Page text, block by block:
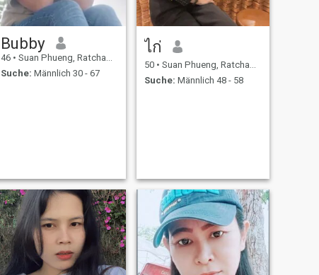
Bubby
46 • Suan Phueng, Ratchaburi, Thailand
Suche: Männlich 30 - 67
ไก่
50 • Suan Phueng, Ratchaburi, Thailand
Suche: Männlich 48 - 58